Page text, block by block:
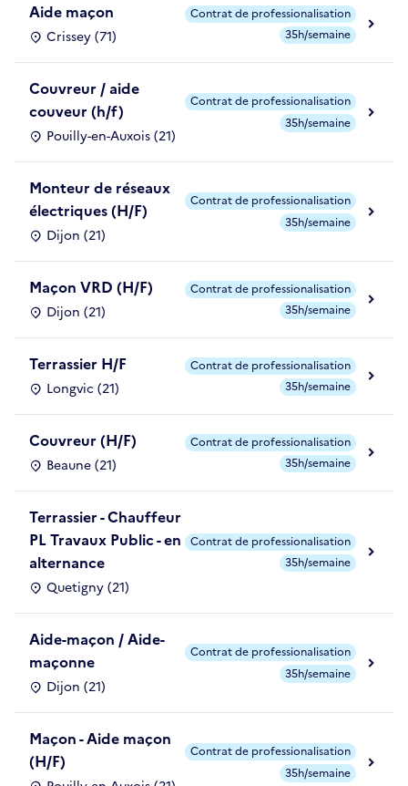
Aide maçon
Crissey (71)
Contrat de professionalisation
35h/semaine
Couvreur / aide
couveur (h/f)
Pouilly-en-Auxois (21)
Contrat de professionalisation
35h/semaine
Monteur de réseaux
électriques (H/F)
Dijon (21)
Contrat de professionalisation
35h/semaine
Maçon VRD (H/F)
Dijon (21)
Contrat de professionalisation
35h/semaine
Terrassier H/F
Longvic (21)
Contrat de professionalisation
35h/semaine
Couvreur (H/F)
Beaune (21)
Contrat de professionalisation
35h/semaine
Terrassier - Chauffeur
PL Travaux Public - en
alternance
Quetigny (21)
Contrat de professionalisation
35h/semaine
Aide-maçon / Aide-
maçonne
Dijon (21)
Contrat de professionalisation
35h/semaine
Maçon - Aide maçon
(H/F)
Contrat de professionalisation
35h/semaine